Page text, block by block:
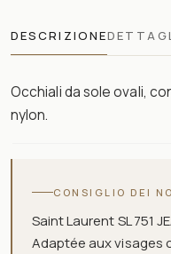
DESCRIZIONE
Occhiali da sole ovali,
nylon.
CONSIGLIO DEI
Saint Laurent SL 751
Adaptée aux visages